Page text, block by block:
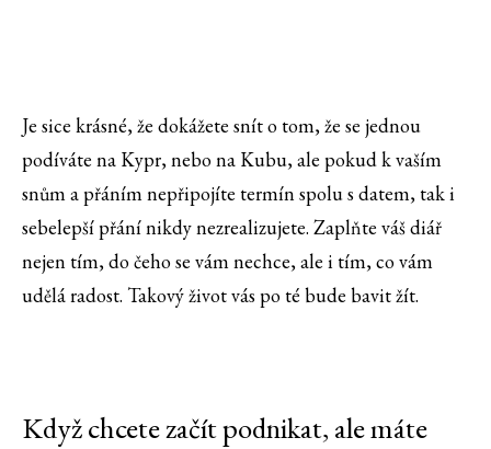
Je sice krásné, že dokážete snít o tom, že se jednou
podíváte na Kypr, nebo na Kubu, ale pokud k vaším
snům a přáním nepřipojíte termín spolu s datem, tak i
sebelepší přání nikdy nezrealizujete. Zaplňte váš diář
nejen tím, do čeho se vám nechce, ale i tím, co vám
udělá radost. Takový život vás po té bude bavit žít.
Když chcete začít podnikat, ale máte